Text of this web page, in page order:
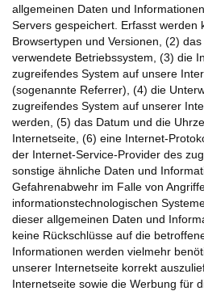
allgemeinen Daten und
Servers gespeichert. Erfasst werden
Browsertypen und Versionen, (2)
verwendete Betriebssystem, (3) die
zugreifendes System auf unsere
(sogenannte Referrer), (4) die
zugreifendes System auf unserer
werden, (5) das Datum und die
Internetseite, (6) eine Internet-
der Internet-Service-Provider des
sonstige ähnliche Daten und
Gefahrenabwehr im Falle von
informationstechnologischen
dieser allgemeinen Daten und
keine Rückschlüsse auf die
Informationen werden vielmehr
unserer Internetseite korrekt
Internetseite sowie die Werbung für